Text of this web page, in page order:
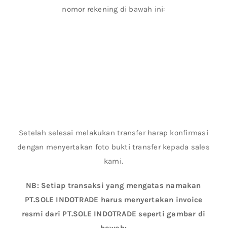
nomor rekening di bawah ini:
Setelah selesai melakukan transfer harap konfirmasi
dengan menyertakan foto bukti transfer kepada sales
kami.
NB: Setiap transaksi yang mengatas namakan
PT.SOLE INDOTRADE harus menyertakan invoice
resmi dari PT.SOLE INDOTRADE seperti gambar di